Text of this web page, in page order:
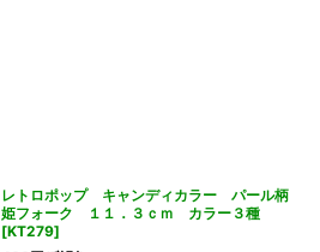
レトロポップ キャンディカラー パール柄
姫フォーク １１．３ｃｍ カラー３種
[KT279]